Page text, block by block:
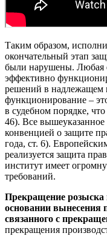
Таким образом,
окончательный этап
были нарушены. Любая
эффективно
решений в надлежащем
функционирование –
в судебном порядке,
46). Все вышеуказанное
конвенцией о защите
года, ст. 6).
реализуется защита
институт имеет
требований.
Прекращение розыска
основании вынесения
связанного с
прекращения